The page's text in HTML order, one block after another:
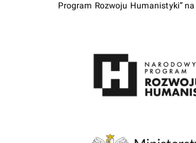
Program Rozwoju Humanistyki”